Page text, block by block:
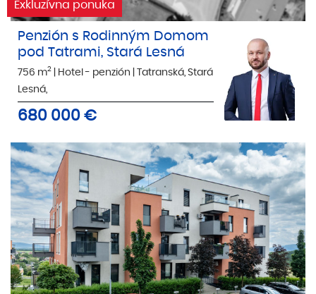
Exkluzívna ponuka
Penzión s Rodinným Domom
pod Tatrami, Stará Lesná
756 m2 Hotel - penzión
Tatranská, Stará
Lesná,
680 000 €